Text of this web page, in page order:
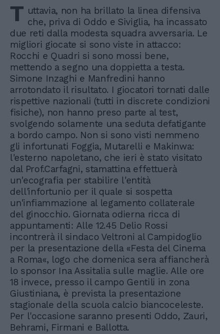
T uttavia, non ha brillato la linea difensiva
che, priva di Oddo e Siviglia, ha incassato
due reti dalla modesta squadra avversaria. Le
migliori giocate si sono viste in attacco:
Rocchi e Quadri si sono mossi bene,
mettendo a segno una doppietta a testa.
Simone Inzaghi e Manfredini hanno
arrotondato il risultato. I giocatori tornati dalle
rispettive nazionali (tutti in discrete condizioni
fisiche), non hanno preso parte al test,
svolgendo solamente una seduta defatigante
a bordo campo. Non si sono visti nemmeno
gli infortunati Foggia, Mutarelli e Makinwa:
l'esterno napoletano, che ieri è stato visitato
dal Prof.Carfagni, stamattina effettuerà
un'ecografia per stabilire l'entità
dell'infortunio per il quale si sospetta
un'infiammazione al legamento collaterale
del ginocchio. Giornata odierna ricca di
appuntamenti: Alle 12.45 Delio Rossi
incontrerà il sindaco Veltroni al Campidoglio
per la presentazione della «Festa del Cinema
a Roma«, logo che domenica sera affiancherà
lo sponsor Ina Assitalia sulle maglie. Alle ore
18 invece, presso il campo Gentili in zona
Giustiniana, è prevista la presentazione
stagionale della scuola calcio biancoceleste.
Per l'occasione saranno presenti Oddo, Zauri,
Behrami, Firmani e Ballotta.